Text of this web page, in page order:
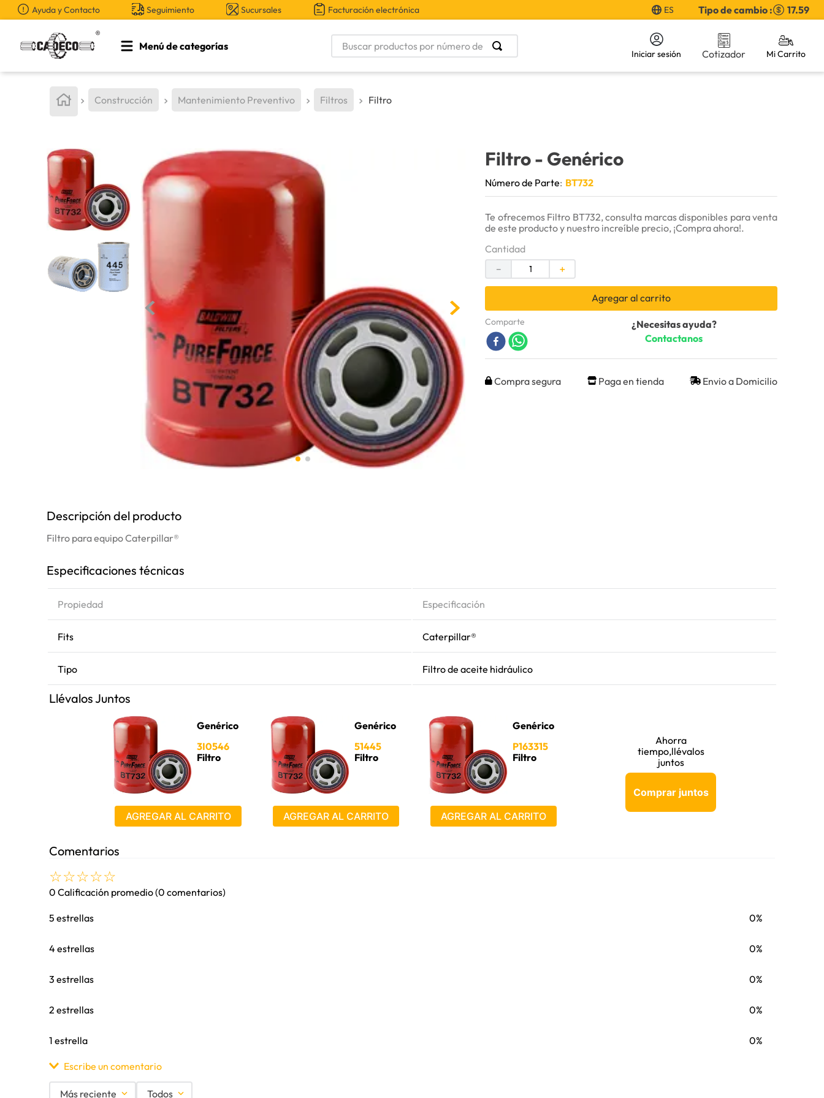
Ayuda y Contacto Seguimiento Sucursales Facturación electrónica ES Tipo de cambio : 17.59
Menú de categorías
Buscar productos por número de parte
Iniciar sesión Cotizador
Construcción Mantenimiento Preventivo Filtros Filtro
Filtro- Genérico
Número de Parte: BT732
Te ofrecemos Filtro BT732, consulta marcas disponibles para venta
de este producto y nuestro increíble precio, ¡Compra ahora!.
Cantidad
＋
－
Agregar al carrito
Comparte
¿Necesitas ayuda?
Contactanos
Compra segura Paga en tienda Envio a Domicilio
Descripción del producto
Filtro para equipo Caterpillar®
Especificaciones técnicas
Propiedad Especificación
Fits Caterpillar®
Tipo Filtro de aceite hidráulico
Llévalos Juntos
Genérico
3I0546
Filtro
AGREGAR AL CARRITO
Genérico
51445
Filtro
AGREGAR AL CARRITO
Genérico
P163315
Filtro
AGREGAR AL CARRITO
Ahorra
tiempo,llévalos
juntos
Comprar juntos
Comentarios
☆☆☆☆☆
0 Calificación promedio(0 comentarios)
5 estrellas 0%
4 estrellas 0%
3 estrellas 0%
2 estrellas 0%
1 estrella 0%
Escribe un comentario
Más reciente Todos
TÉRMINOS MÁS BUSCADOS
bomba hidraulica
cucharon
6.
puntas
7.
8.
9
. anticongelante